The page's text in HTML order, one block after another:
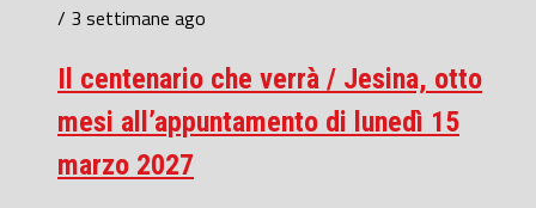
/ 3 settimane ago
Il centenario che verrà / Jesina, otto
mesi all’appuntamento di lunedì 15
marzo 2027